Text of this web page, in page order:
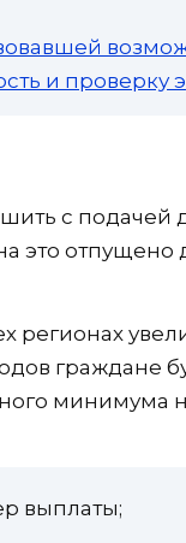
и проверку
с
это отпущено
регионах
граждане
минимума
выплаты;